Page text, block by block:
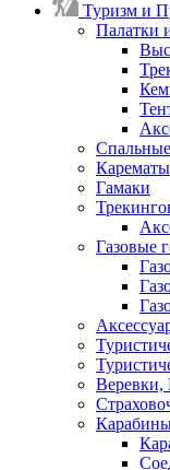
Туризм и
Палатки
Карематы
Гамаки
Газовые